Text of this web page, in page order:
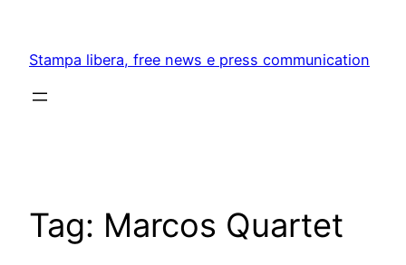
content
Stampa libera, free news e press communication
Tag: Marcos Quartet